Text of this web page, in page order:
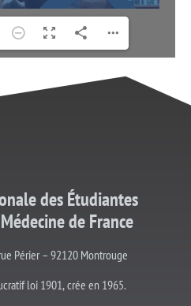
des Étudiantes
de France
Périer – 92120 Montrouge
loi 1901, crée en 1965.